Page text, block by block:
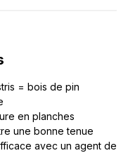
= bois de pin
en planches
une bonne tenue
avec un agent de